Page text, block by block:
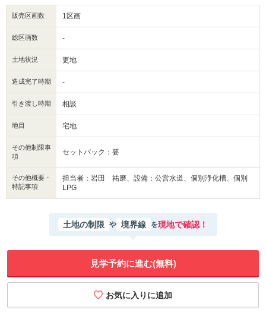
販売区画数 1区画
総区画数 -
土地状況 更地
造成完了時期 -
引き渡し時期 相談
地目 宅地
その他制限事
項
セットバック：要
その他概要・
特記事項
担当者：岩田 祐磨、設備：公営水道、個別浄化槽、個別
LPG
土地の制限 や 境界線 を現地で確認！
見学予約に進む(無料)